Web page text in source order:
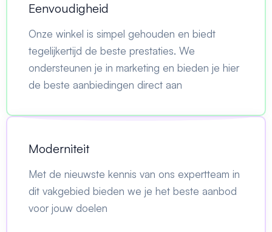
Eenvoudigheid
Onze winkel is simpel gehouden en biedt
tegelijkertijd de beste prestaties. We
ondersteunen je in marketing en bieden je hier
de beste aanbiedingen direct aan
Moderniteit
Met de nieuwste kennis van ons expertteam in
dit vakgebied bieden we je het beste aanbod
voor jouw doelen